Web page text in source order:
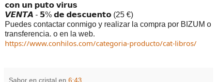
𝗰𝗼𝗻 𝘂𝗻 𝗽𝘂𝘁𝗼 𝘃𝗶𝗿𝘂𝘀
𝙑𝙀𝙉𝙏𝘼 - 𝟱% 𝗱𝗲 𝗱𝗲𝘀𝗰𝘂𝗲𝗻𝘁𝗼 (25 €)
Puedes contactar conmigo y realizar la compra por BIZUM o
transferencia. o en la web.
https://www.conhilos.com/categoria-producto/cat-libros/
Sabor en cristal en 6:43